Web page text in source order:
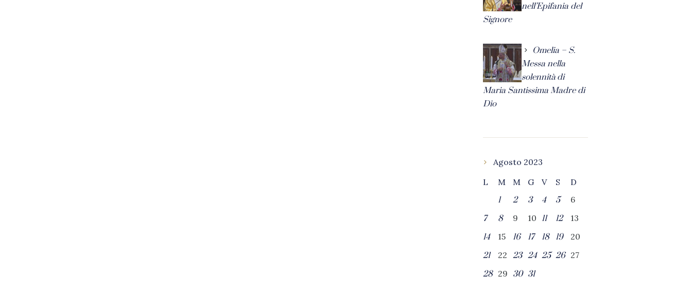
nell’Epifania del
Signore
Omelia – S.
Messa nella
solennità di
Maria Santissima Madre di
Dio
Agosto 2023
L
M M G V S
D
1
2 3 4 5
6
7
8 9 10 11 12
13
14
15 16 17 18 19
20
21
22 23 24 25 26 27
28 29 30 31